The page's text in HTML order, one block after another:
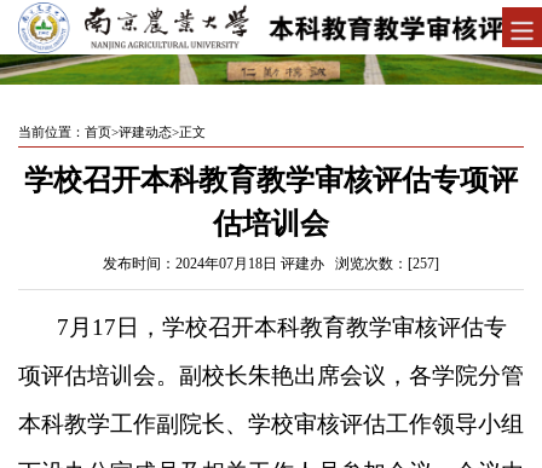
当前位置： 首页>评建动态>正文
学校召开本科教育教学审核评估专项评
估培训会
发布时间：2024年07月18日 评建办 浏览次数：[257]
7 月 17日，学校召开本科教育教学审核评估专
项评估培训会。副校长朱艳出席会议，各学院分管
本科教学工作副院长、学校审核评估工作领导小组